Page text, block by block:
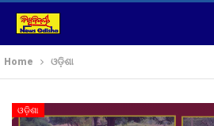
Home ଓଡ଼ିଶା
ଓଡ଼ିଶା